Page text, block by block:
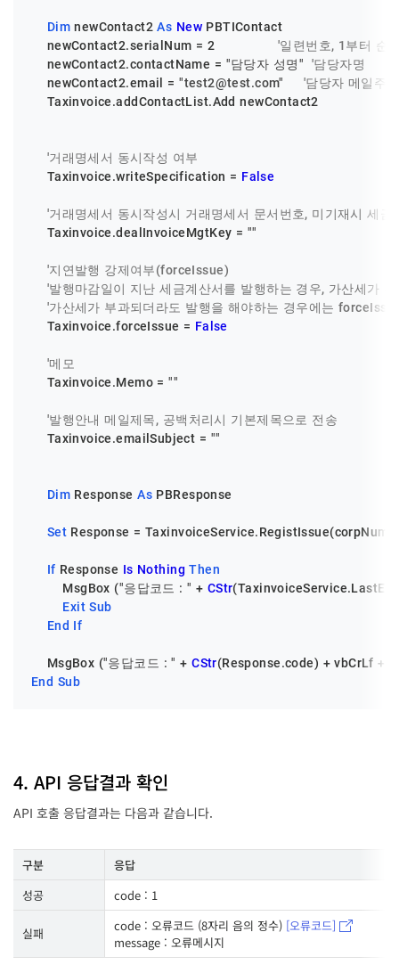
Dim newContact2 As New PBTIContact
    newContact2.serialNum =
2
'일련번호, 1부터 순
    newContact2.contactName =
"담당자 성명"
'담당자명
    newContact2.email =
"test2@test.com"
'담당자 메일주소
    Taxinvoice.addContactList.Add newContact2
'거래명세서 동시작성 여부
    Taxinvoice.writeSpecification =
False
'거래명세서 동시작성시 거래명세서 문서번호, 미기재시 세
    Taxinvoice.dealInvoiceMgtKey =
""
'지연발행 강제여부(forceIssue)
'발행마감일이 지난 세금계산서를 발행하는 경우, 가산세가
'가산세가 부과되더라도 발행을 해야하는 경우에는
    Taxinvoice.forceIssue =
False
'메모
    Taxinvoice.Memo =
""
'발행안내 메일제목, 공백처리시 기본제목으로 전송
    Taxinvoice.emailSubject =
""
Dim Response As PBResponse
Set Response = TaxinvoiceService.RegistIssue(corpNum,
If Response Is Nothing Then
        MsgBox (
"응답코드 : " + CStr
Exit Sub
End If
    MsgBox (
"응답코드 : " + CStr(Response.code) + vbCrLf +
End Sub
4. API 응답결과 확인
API 호출 응답결과는 다음과 같습니다.
구분
응답
성공
code : 1
실패 code : 오류코드 (8자리 음의 정수) [오류코드]
message : 오류메시지